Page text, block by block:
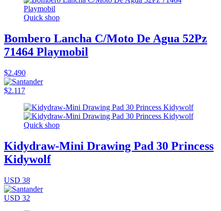
Quick shop
Bombero Lancha C/Moto De Agua 52Pz
71464 Playmobil
$2.490
$2.117
Quick shop
Kidydraw-Mini Drawing Pad 30 Princess
Kidywolf
USD 38
USD 32